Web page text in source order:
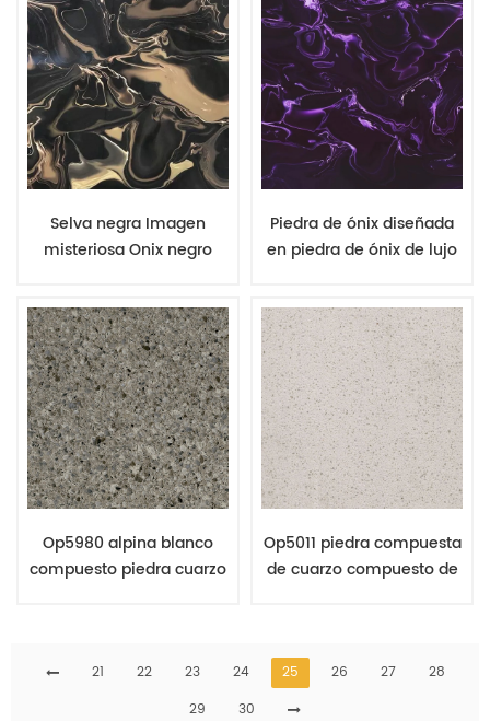
Selva negra Imagen
misteriosa Onix negro
translúcido
Piedra de ónix diseñada
en piedra de ónix de lujo
azulejos interiores
Op5980 alpina blanco
compuesto piedra cuarzo
Op5011 piedra compuesta
de cuarzo compuesto de
21 22 23 24 25 26 27
28
29
30